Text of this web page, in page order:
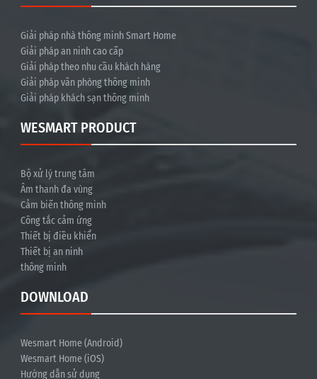
Giải pháp nhà thông minh Smart Home
Giải pháp an ninh cao cấp
Giải pháp theo nhu cầu khách hàng
Giải pháp văn phòng thông minh
Giải pháp khách sạn thông minh
WESMART PRODUCT
Bộ xử lý trung tâm
Âm thanh đa vùng
Cảm biến thông minh
Công tắc cảm ứng
Thiết bị điều khiển
Thiết bị an ninh
thông minh
DOWNLOAD
Wesmart Home (Android)
Wesmart Home (iOS)
Hướng dẫn sử dụng